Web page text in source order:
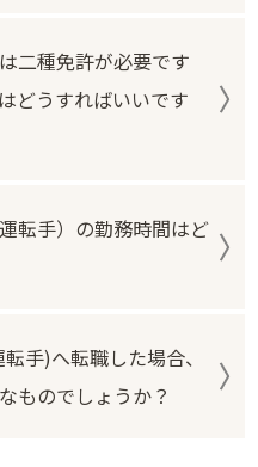
二種免許が必要です
どうすればいいです
転手）の勤務時間はど
手)へ転職した場合、
ものでしょうか？